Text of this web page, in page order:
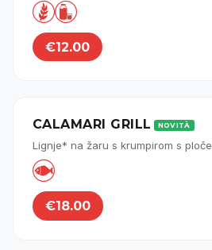

€12.00
CALAMARI GRILL NOVITÀ
Lignje* na žaru s krumpirom s ploče

€18.00